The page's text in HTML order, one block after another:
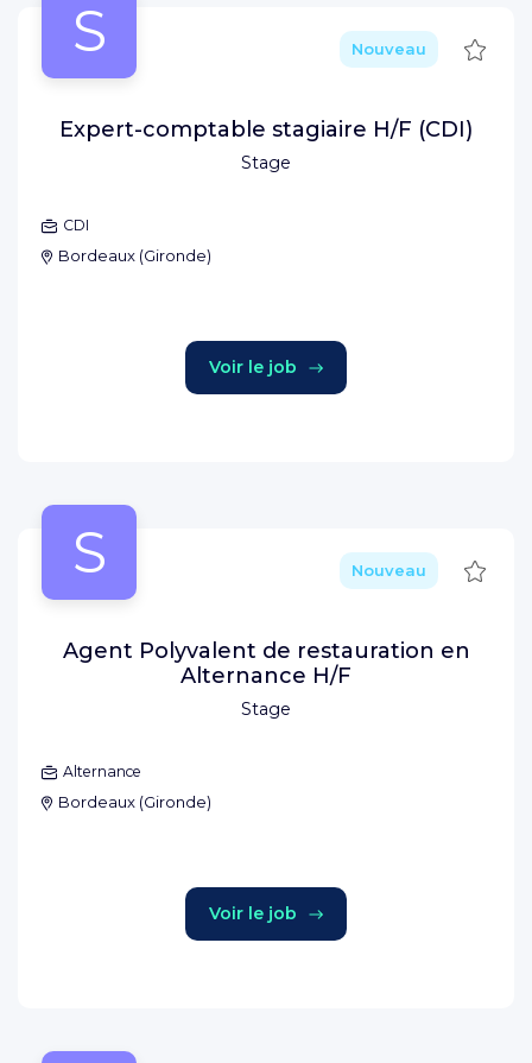
S
Stage
Nouveau
Expert-comptable stagiaire H/F (CDI)
CDI
Bordeaux (Gironde)
Voir le job
S
Stage
Nouveau
Agent Polyvalent de restauration en
Alternance H/F
Alternance
Bordeaux (Gironde)
Voir le job